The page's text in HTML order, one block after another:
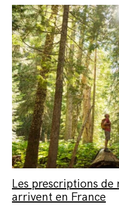
Les prescriptions
arrivent en France